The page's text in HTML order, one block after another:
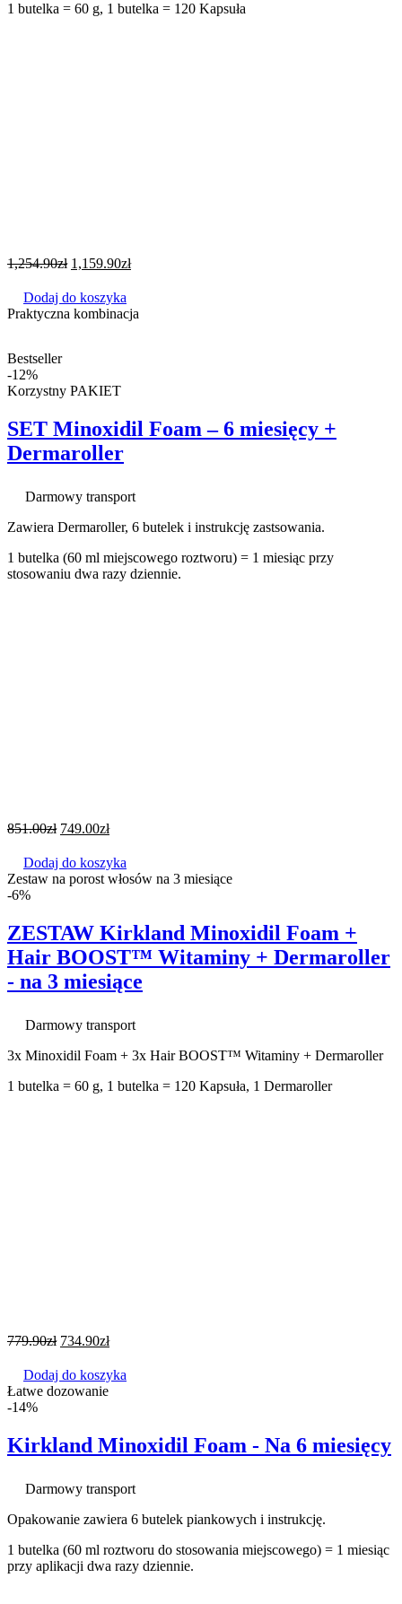
1 butelka = 60 g, 1 butelka = 120 Kapsuła
1,254.90zł 1,159.90zł
Dodaj do koszyka
Praktyczna kombinacja
Bestseller
-12%
Korzystny PAKIET
SET Minoxidil Foam – 6 miesięcy +
Dermaroller
Darmowy transport
Zawiera Dermaroller, 6 butelek i instrukcję zastsowania.
1 butelka (60 ml miejscowego roztworu) = 1 miesiąc przy
stosowaniu dwa razy dziennie.
851.00zł 749.00zł
Dodaj do koszyka
Zestaw na porost włosów na 3 miesiące
-6%
ZESTAW Kirkland Minoxidil Foam +
Hair BOOST™ Witaminy + Dermaroller
- na 3 miesiące
Darmowy transport
3x Minoxidil Foam + 3x Hair BOOST™ Witaminy + Dermaroller
1 butelka = 60 g, 1 butelka = 120 Kapsuła, 1 Dermaroller
779.90zł 734.90zł
Dodaj do koszyka
Łatwe dozowanie
-14%
Kirkland Minoxidil Foam - Na 6 miesięcy
Darmowy transport
Opakowanie zawiera 6 butelek piankowych i instrukcję.
1 butelka (60 ml roztworu do stosowania miejscowego) = 1 miesiąc
przy aplikacji dwa razy dziennie.